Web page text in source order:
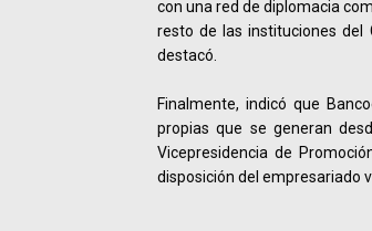
con una red de diplomacia
resto de las instituciones del
destacó.
Finalmente, indicó que
propias que se generan
Vicepresidencia de
disposición del empresariado